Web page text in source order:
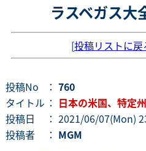
ラスベガス大
[投稿リストに戻
投稿No ： 760
タイトル ： 日本の米国、特定
投稿日
： 2021/06/07(Mon)
投稿者
： MGM